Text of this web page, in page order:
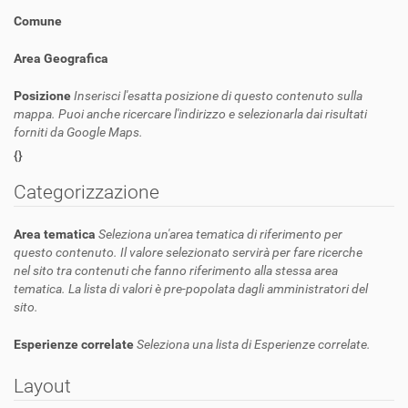
Comune
Area Geografica
PosizioneInserisci l'esatta posizione di questo contenuto sulla
mappa. Puoi anche ricercare l'indirizzo e selezionarla dai risultati
forniti da Google Maps.
{}
Categorizzazione
Area tematica Seleziona un'area tematica di riferimento per
questo contenuto. Il valore selezionato servirà per fare ricerche
nel sito tra contenuti che fanno riferimento alla stessa area
tematica. La lista di valori è pre-popolata dagli amministratori del
sito.
Esperienze correlateSeleziona una lista di Esperienze correlate.
Layout